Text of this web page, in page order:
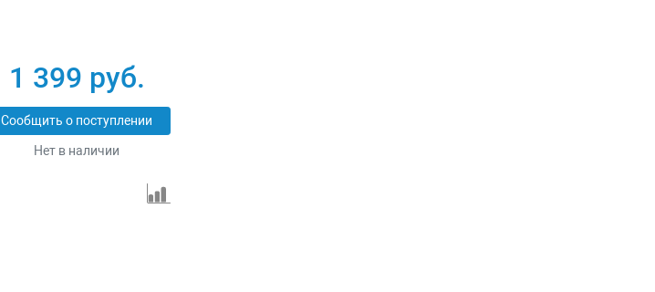
1 399 руб.
Сообщить о поступлении
Нет в наличии